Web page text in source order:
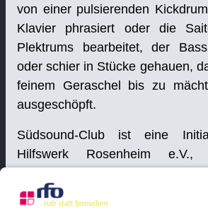
von einer pulsierenden
Klavier phrasiert oder die
Plektrums bearbeitet, der
oder schier in Stücke gehauen,
feinem Geraschel bis zu
ausgeschöpft.
Südsound-Club ist eine
Hilfswerk Rosenheim e.V.,
Raiffeisenbank im Interesse
Künstlerinnen und aller